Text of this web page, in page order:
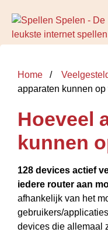
Home
apparaten kunnen
Hoeveel
kunnen
128 devices actief
iedere router aan
afhankelijk van het
gebruikers/
devices die allemaal